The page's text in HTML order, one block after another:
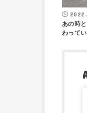
あの時
わって